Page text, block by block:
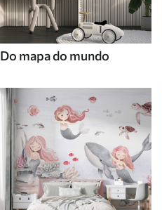
Do mapa do mundo